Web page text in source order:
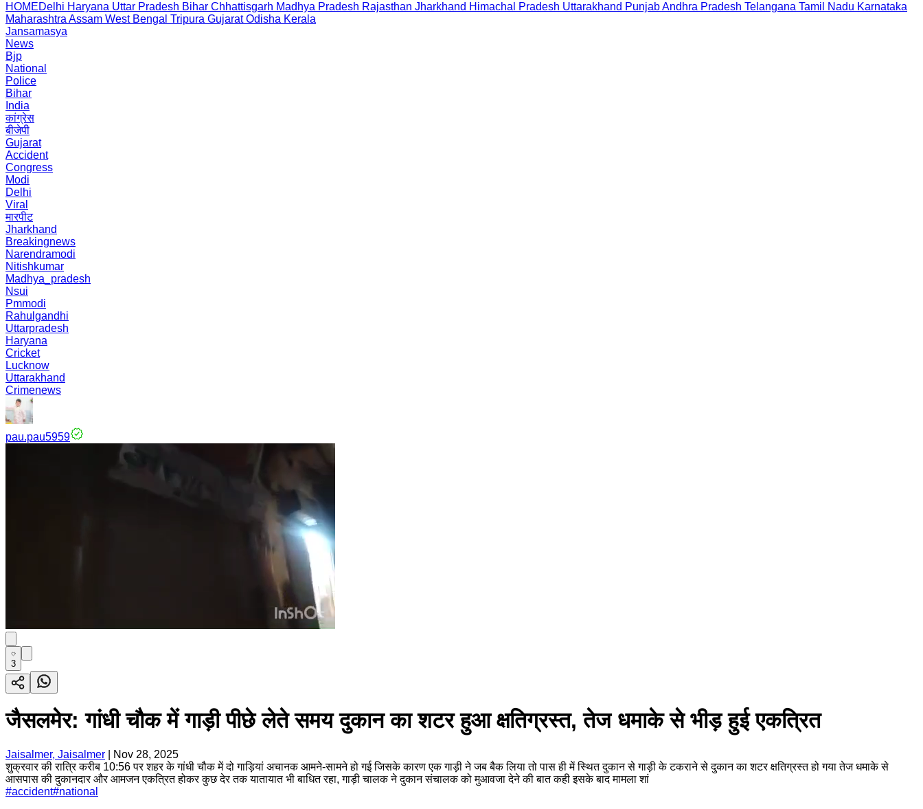
HOMEDelhi Haryana Uttar Pradesh Bihar Chhattisgarh Madhya Pradesh Rajasthan Jharkhand Himachal Pradesh Uttarakhand PunjabAndhra Pradesh Telangana Tamil Nadu Karnataka
Maharashtra Assam West Bengal Tripura Gujarat Odisha Kerala
Jansamasya
News
Bjp
National
Police
Bihar
India
कांग्रेस
बीजेपी
Gujarat
Accident
Congress
Modi
Delhi
Viral
मारपीट
Jharkhand
Breakingnews
Narendramodi
Nitishkumar
Madhya_pradesh
Nsui
Pmmodi
Rahulgandhi
Uttarpradesh
Haryana
Cricket
Lucknow
Uttarakhand
Crimenews
pau.pau5959
3
जैसलमेर: गांधी चौक में गाड़ी पीछे लेते समय दुकान का शटर हुआ क्षतिग्रस्त, तेज धमाके से भीड़ हुई एकत्रित
Jaisalmer, Jaisalmer
Nov 28, 2025
शुक्रवार की रात्रि करीब 10:56 पर शहर के गांधी चौक में दो गाड़ियां अचानक आमने-सामने हो गई जिसके कारण एक गाड़ी ने जब बैक लिया तो पास ही में स्थित दुकान से गाड़ी के टकराने से दुकान का शटर क्षतिग्रस्त हो गया तेज धमाके से
आसपास की दुकानदार और आमजन एकत्रित होकर कुछ देर तक यातायात भी बाधित रहा, गाड़ी चालक ने दुकान संचालक को मुआवजा देने की बात कही इसके बाद मामला शां
#accident#national